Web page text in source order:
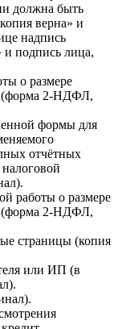
должна быть
верна» и
надпись
и подпись лица,
о размере
(форма 2-НДФЛ,
формы для
отчётных
работы о размере
(форма 2-НДФЛ,
страницы (копия
или ИП (в